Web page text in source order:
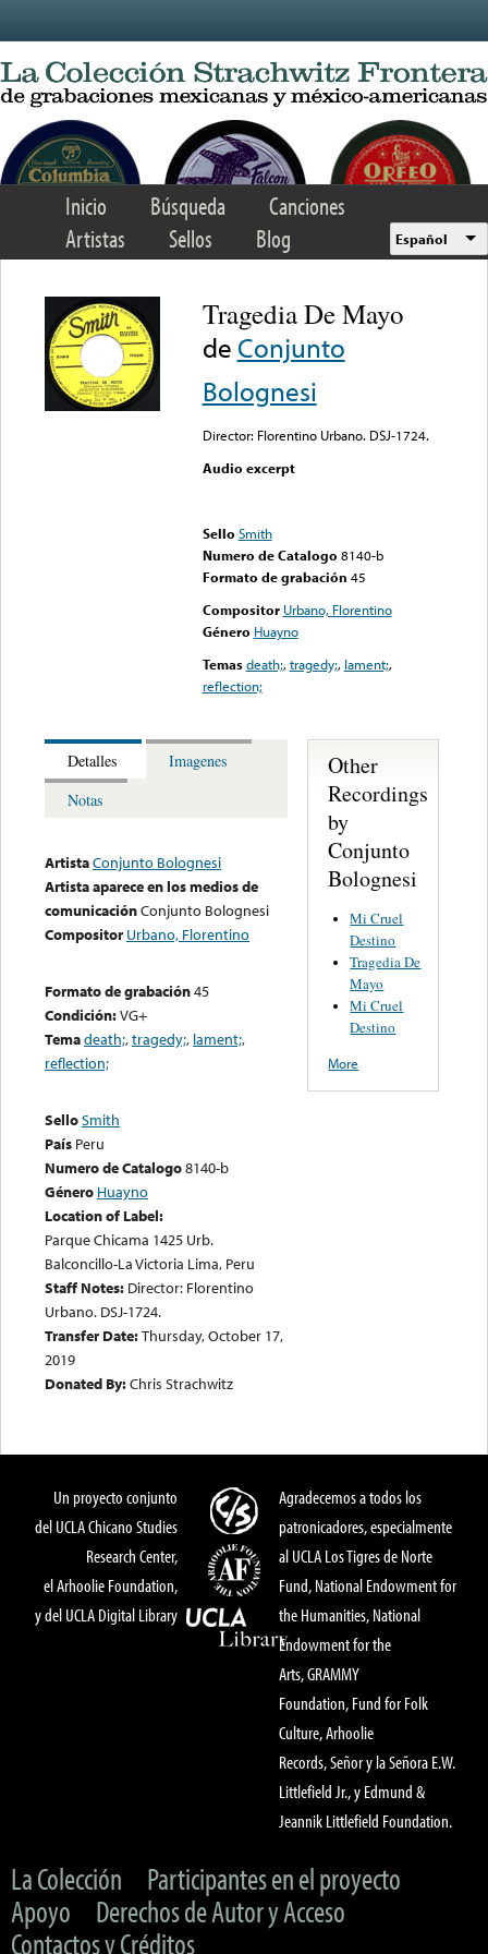
Inicio Búsqueda
Canciones
Artistas
Sellos Blog Español
Tragedia De Mayo
de Conjunto
Bolognesi
Director: Florentino Urbano. DSJ-1724.
Audio excerpt
Sello Smith
Numero de Catalogo 8140-b
Formato de grabación 45
Compositor Urbano, Florentino
Género Huayno
Temas death;,tragedy;, lament;,
reflection;
Detalles
Imagenes
Notas
ArtistaConjunto Bolognesi
Artista aparece en los medios de
comunicaciónConjunto Bolognesi
Compositor Urbano, Florentino
Formato de grabación45
Condición:VG+
Temadeath;,tragedy;, lament;,
reflection;
SelloSmith
País Peru
Numero de Catalogo8140-b
Género Huayno
Location of Label:
Parque Chicama 1425 Urb.
Balconcillo-La Victoria Lima, Peru
Staff Notes: Director: Florentino
Urbano. DSJ-1724.
Transfer Date:Thursday, October 17,
2019
Donated By:Chris Strachwitz
Other
Recordings
by
Conjunto
Bolognesi
Mi Cruel
Destino
Tragedia De
Mayo
Mi Cruel
Destino
More
Un proyecto conjunto
del UCLA Chicano Studies
Research Center,
el Arhoolie Foundation,
y del UCLA Digital Library
Agradecemos a todos los
patronicadores, especialmente
al UCLA Los Tigres de Norte
Fund, National Endowment for
the Humanities, National
Endowment for the
Arts, GRAMMY
Foundation, Fund for Folk
Culture, Arhoolie
Records, Señor y la Señora E.W.
Littlefield Jr., y Edmund &
Jeannik Littlefield Foundation.
La Colección
Participantes en el proyecto
Apoyo
Derechos de Autor y Acceso
Contactos y Créditos